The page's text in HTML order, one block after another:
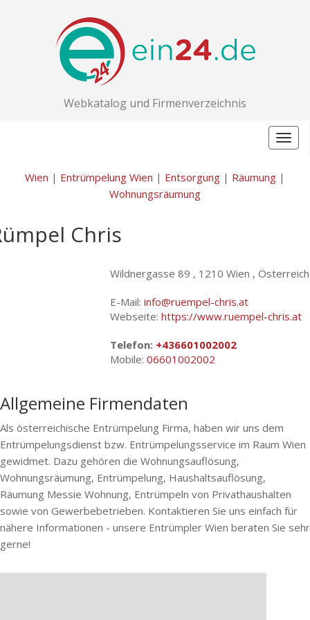
Webkatalog und Firmenverzeichnis
Wien | Entrümpelung Wien | Entsorgung | Räumung |
Wohnungsräumung
Chris
Wildnergasse 89 , 1210 Wien , Österreich
E-Mail:info@ruempel-chris.at
Webseite:https://www.ruempel-chris.at
Telefon: +436601002002
Mobile:06601002002
Allgemeine Firmendaten
Als österreichische Entrümpelung Firma, haben wir uns dem
Entrümpelungsdienst bzw. Entrümpelungsservice im Raum Wien
gewidmet. Dazu gehören die Wohnungsauflösung,
Wohnungsräumung, Entrümpelung, Haushaltsauflösung,
Räumung Messie Wohnung, Entrümpeln von Privathaushalten
sowie von Gewerbebetrieben. Kontaktieren Sie uns einfach für
nähere Informationen - unsere Entrümpler Wien beraten Sie sehr
gerne!